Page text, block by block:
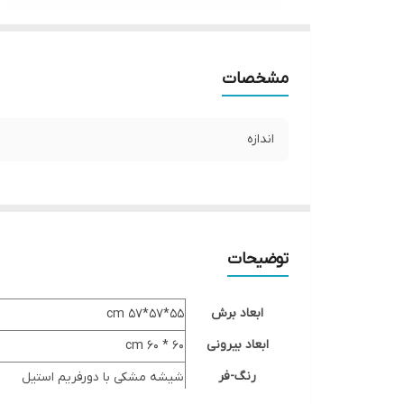
مشخصات
اندازه
توضیحات
ابعاد برش
cm ۵۷*۵۷*۵۵
ابعاد بیرونی
۶۰ * ۶۰ cm
رنگ-فر
شیشه مشکی با دورفریم استیل